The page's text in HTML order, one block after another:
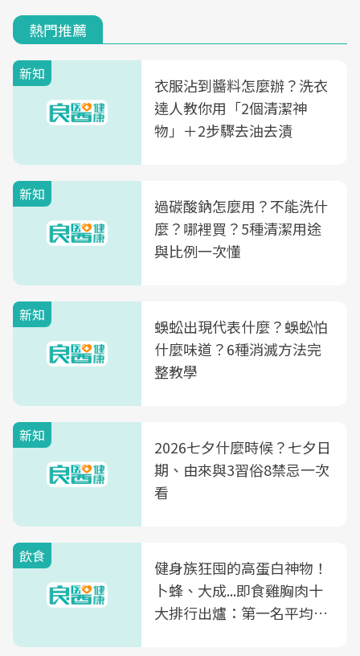
熱門推薦
新知
衣服沾到醬料怎麼辦？洗衣
達人教你用「2個清潔神
物」＋2步驟去油去漬
新知
過碳酸鈉怎麼用？不能洗什
麼？哪裡買？5種清潔用途
與比例一次懂
新知
蜈蚣出現代表什麼？蜈蚣怕
什麼味道？6種消滅方法完
整教學
新知
2026七夕什麼時候？七夕日
期、由來與3習俗8禁忌一次
看
飲食
健身族狂囤的高蛋白神物！
卜蜂、大成...即食雞胸肉十
大排行出爐：第一名平均一